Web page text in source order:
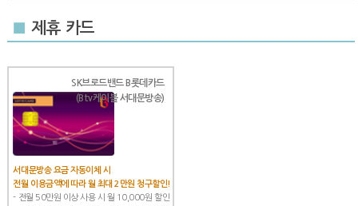
■제휴 카드
SK브로드밴드 B롯데카드
(Btv케이블 서대문방송)
서대문방송 요금 자동이체 시
전월 이용금액에 따라 월 최대 2만원 청구할인!
- 전월 50만원 이상 사용 시 월 10,000원 할인